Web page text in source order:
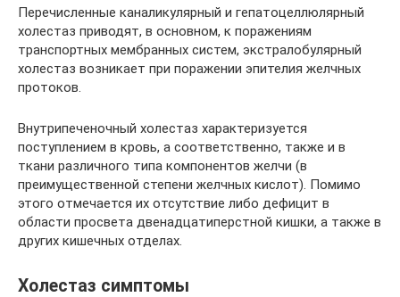
Перечисленные каналикулярный и гепатоцеллюлярный
холестаз приводят, в основном, к поражениям
транспортных мембранных систем, экстралобулярный
холестаз возникает при поражении эпителия желчных
протоков.
Внутрипеченочный холестаз характеризуется
поступлением в кровь, а соответственно, также и в
ткани различного типа компонентов желчи (в
преимущественной степени желчных кислот). Помимо
этого отмечается их отсутствие либо дефицит в
области просвета двенадцатиперстной кишки, а также в
других кишечных отделах.
Холестаз симптомы